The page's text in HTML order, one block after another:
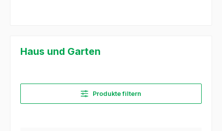
Haus und Garten
Produkte filtern